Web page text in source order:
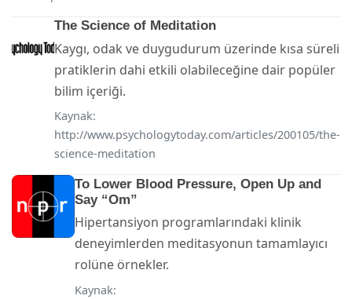
The Science of Meditation
Kaygı, odak ve duygudurum üzerinde kısa süreli
pratiklerin dahi etkili olabileceğine dair popüler
bilim içeriği.
Kaynak:
http://www.psychologytoday.com/articles/200105/the-
science-meditation
To Lower Blood Pressure, Open Up and
Say “Om”
Hipertansiyon programlarındaki klinik
deneyimlerden meditasyonun tamamlayıcı
rolüne örnekler.
Kaynak: